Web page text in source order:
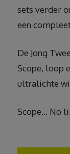
sets verder
een
De Jong
Scope, loop
ultralichte
Scope… No